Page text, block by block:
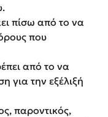
πίσω από το να
που
από το να
για την εξέλιξή
παροντικός,